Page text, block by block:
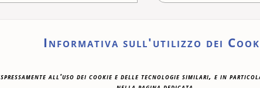
Informativa sull'utilizzo dei
all'uso dei cookie e delle tecnologie similari, e in
Vietata la riproduzione. Teatro Municipale, Via Verdi 41 -